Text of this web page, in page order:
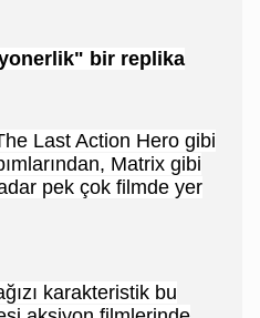
bir replika
Last Action Hero gibi
Matrix gibi
pek çok filmde yer
karakteristik bu